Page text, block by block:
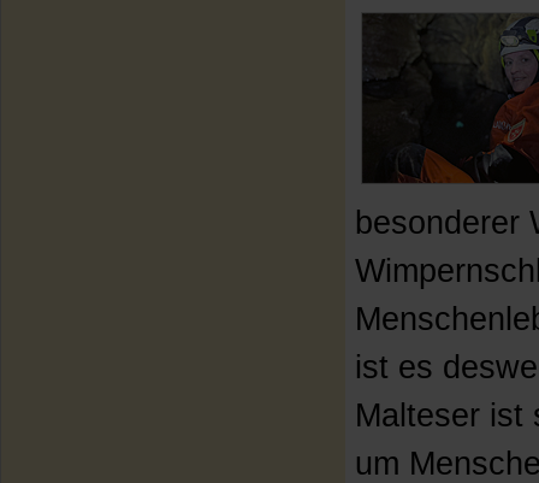
besonderer
ist es
Malteser ist
um